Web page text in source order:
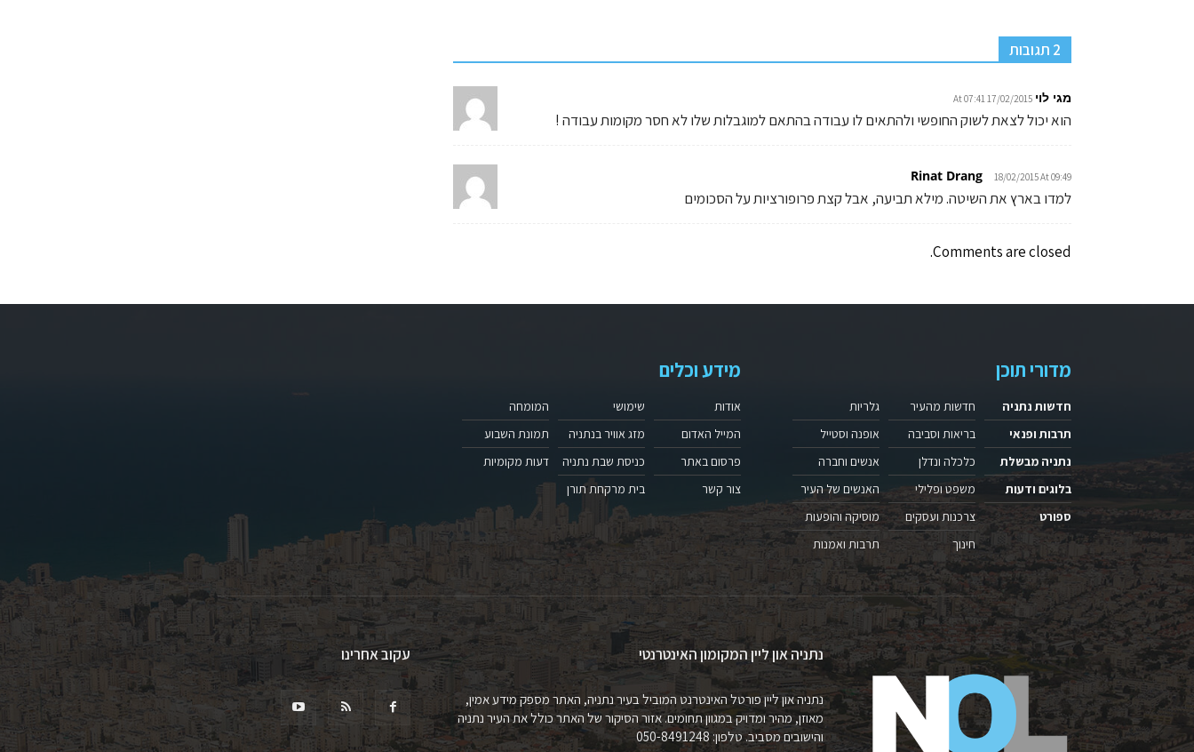
2 תגובות
מגי לוי 17/02/2015 At 07:41
הוא יכול לצאת לשוק החופשי ולהתאים לו עבודה בהתאם למוגבלות שלו לא חסר מקומות עבודה !
Rinat Drang 18/02/2015 At 09:49
למדו בארץ את השיטה. מילא תביעה, אבל קצת פרופורציות על הסכומים
Comments are closed.
מדורי תוכן
חדשות נתניה
תרבות ופנאי
נתניה מבשלת
בלוגים ודעות
ספורט
חדשות מהעיר
בריאות וסביבה
כלכלה ונדלן
משפט ופלילי
צרכנות ועסקים
חינוך
גלריות
אופנה וסטייל
אנשים וחברה
האנשים של העיר
מוסיקה והופעות
תרבות ואמנות
מידע וכלים
אודות
המייל האדום
פרסום באתר
צור קשר
שימושי
מזג אוויר בנתניה
כניסת שבת נתניה
בית מרקחת תורן
המומחה
תמונת השבוע
דעות מקומיות
נתניה און ליין המקומון האינטרנטי
נתניה און ליין פורטל האינטרנט המוביל בעיר נתניה, האתר מספק מידע אמין,
מאוזן, מהיר ומדויק במגוון תחומים. אזור הסיקור של האתר כולל את העיר נתניה
והישובים מסביב. טלפון: 050-8491248
עקוב אחרינו